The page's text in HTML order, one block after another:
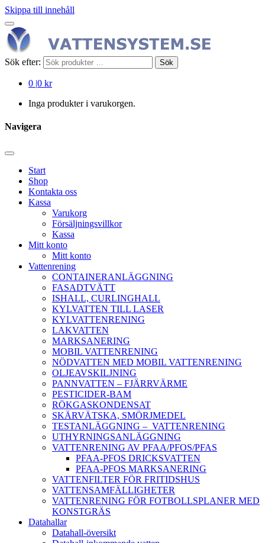
Skippa till innehåll
Sök efter: Sök
0 |0 kr
Inga produkter i varukorgen.
Navigera
Start
Shop
Kontakta oss
Kassa
Varukorg
Försäljningsvillkor
Kassa
Mitt konto
Mitt konto
Vattenrening
CONTAINERANLÄGGNING
FASADTVÄTT
ISHALL, CURLINGHALL
KYLVATTEN TILL LASER
KYLVATTENRENING
LAKVATTEN
MARKSANERING
MOBIL VATTENRENING
NÖDVATTEN MED MOBIL VATTENRENING
OLJEAVSKILJNING
PANNVATTEN – FJÄRRVÄRME
PESTICIDER-BAM
RÖKGASKONDENSAT
SKÄRVÄTSKA, SMÖRJMEDEL
TESTANLÄGGNING – VATTENRENING
UTHYRNINGSANLÄGGNING
VATTENRENING AV PFAA/PFOS/PFAS
PFAA-PFOS DRICKSVATTEN
PFAA-PFOS MARKSANERING
VATTENFILTER FÖR FRITIDSHUS
VATTENSAMFÄLLIGHETER
VATTENRENING FÖR FOTBOLLSPLANER MED
KONSTGRÄS
Datahallar
Datahall-översikt